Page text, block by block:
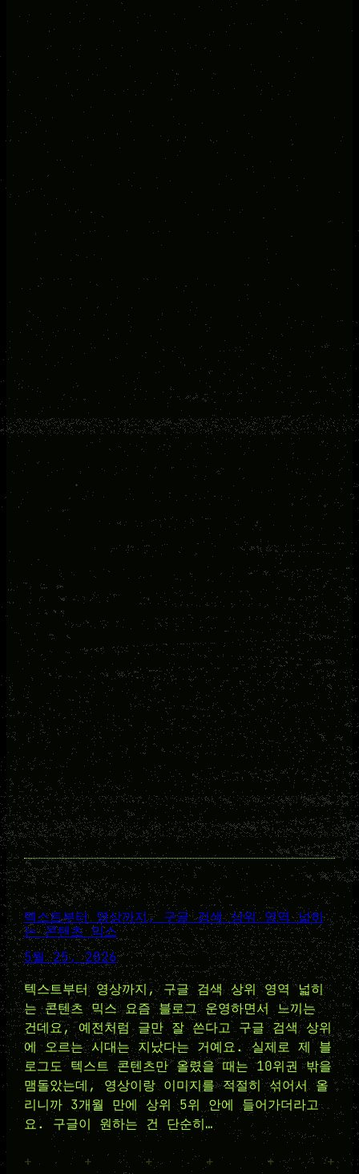
텍스트부터 영상까지, 구글 검색 상위 영역 넓히
는 콘텐츠 믹스
5월 25, 2026
텍스트부터 영상까지, 구글 검색 상위 영역 넓히
는 콘텐츠 믹스 요즘 블로그 운영하면서 느끼는
건데요, 예전처럼 글만 잘 쓴다고 구글 검색 상위
에 오르는 시대는 지났다는 거예요. 실제로 제 블
로그도 텍스트 콘텐츠만 올렸을 때는 10위권 밖을
맴돌았는데, 영상이랑 이미지를 적절히 섞어서 올
리니까 3개월 만에 상위 5위 안에 들어가더라고
요. 구글이 원하는 건 단순히…
+ + + + + +